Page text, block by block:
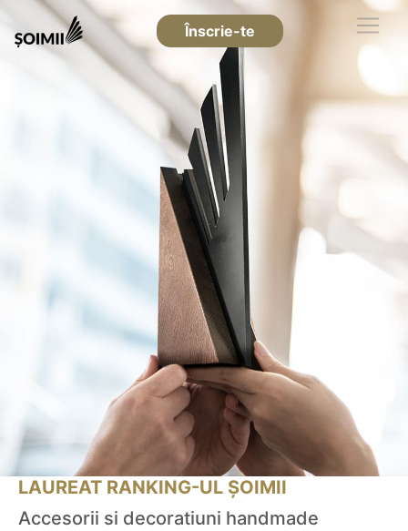
Înscrie-te
LAUREAT RANKING-UL ȘOIMII
Accesorii si decoratiuni handmade